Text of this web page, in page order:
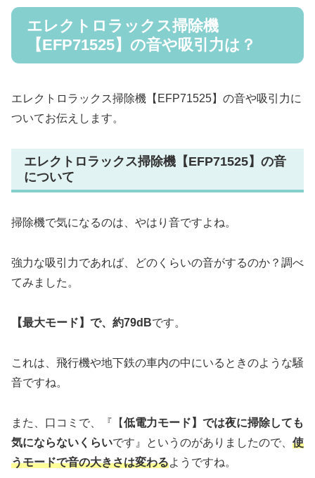
エレクトロラックス掃除機
【EFP71525】の音や吸引力は？
エレクトロラックス掃除機【EFP71525】の音や吸引力に
ついてお伝えします。
エレクトロラックス掃除機【EFP71525】の音
について
掃除機で気になるのは、やはり音ですよね。
強力な吸引力であれば、どのくらいの音がするのか？調べ
てみました。
【最大モード】で、約79dBです。
これは、飛行機や地下鉄の車内の中にいるときのような騒
音ですね。
また、口コミで、『【低電力モード】では夜に掃除しても
気にならないくらいです』というのがありましたので、 使
うモードで音の大きさは変わるようですね。